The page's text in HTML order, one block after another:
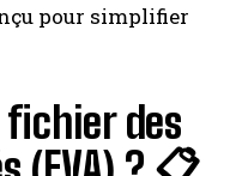
pour simplifier
fichier des